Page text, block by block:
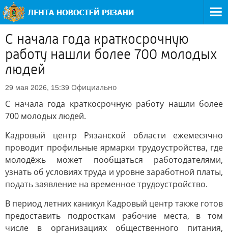
С начала года краткосрочную
работу нашли более 700 молодых
людей
29 мая 2026, 15:39 Официально
С начала года краткосрочную работу нашли более
700 молодых людей.
Кадровый центр Рязанской области ежемесячно
проводит профильные ярмарки трудоустройства, где
молодёжь может пообщаться работодателями,
узнать об условиях труда и уровне заработной платы,
подать заявление на временное трудоустройство.
В период летних каникул Кадровый центр также готов
предоставить подросткам рабочие места, в том
числе в организациях общественного питания,